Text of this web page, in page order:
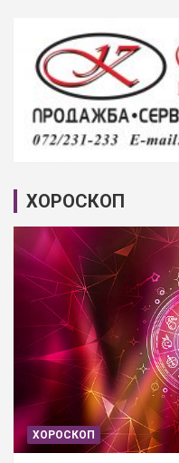
ХОРОСКОП
ХОРОСКОП